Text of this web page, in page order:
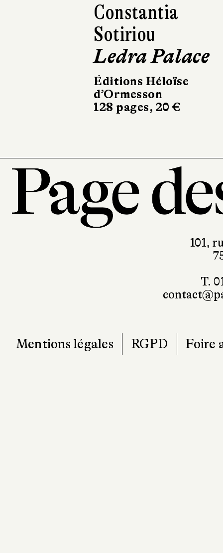
Constantia
Sotiriou
Ledra Palace
Éditions Héloïse
d’Ormesson
128 pages, 20 €
Jean-Marie
Bouissou
100 %
Picquier Poche
600 pages, 12 €
101,
T.
Mentions légales RGPD Foire